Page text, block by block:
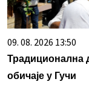
09. 08. 2026 13:50
Традиционална
обичаје у Гучи